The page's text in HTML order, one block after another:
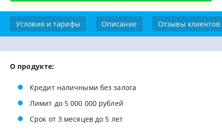
Условия и тарифы Описание Отзывы клиентов
О продукте:
Кредит наличными без залога
Лимит до 5 000 000 рублей
Срок от 3 месяцев до 5 лет